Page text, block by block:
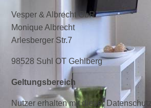
Vesper & Albrecht GbR
Monique Albrecht
Arlesberger Str.7
98528 Suhl OT Gehlberg
Geltungsbereich
Nutzer erhalten mit dieser